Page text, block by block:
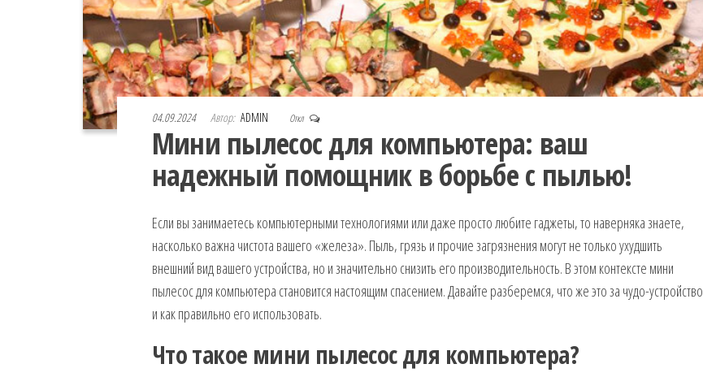
04.09.2024 Автор: ADMIN Откл
Мини пылесос для компьютера: ваш
надежный помощник в борьбе с пылью!
Если вы занимаетесь компьютерными технологиями или даже просто любите гаджеты, то наверняка знаете,
насколько важна чистота вашего «железа». Пыль, грязь и прочие загрязнения могут не только ухудшить
внешний вид вашего устройства, но и значительно снизить его производительность. В этом контексте мини
пылесос для компьютера становится настоящим спасением. Давайте разберемся, что же это за чудо-устройство
и как правильно его использовать.
Что такое мини пылесос для компьютера?